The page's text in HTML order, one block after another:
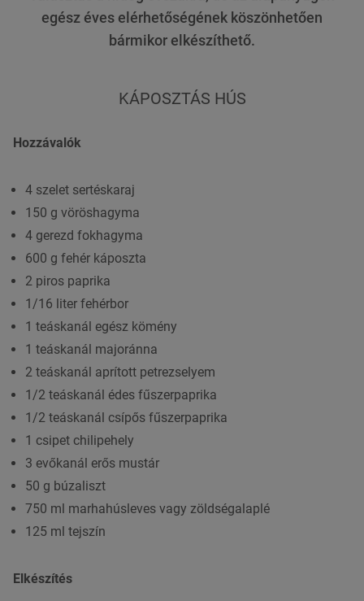
egész éves elérhetőségének köszönhetően
bármikor elkészíthető.
KÁPOSZTÁS HÚS
Hozzávalók
4 szelet sertéskaraj
150 g vöröshagyma
4 gerezd fokhagyma
600 g fehér káposzta
2 piros paprika
1/16 liter fehérbor
1 teáskanál egész kömény
1 teáskanál majoránna
2 teáskanál aprított petrezselyem
1/2 teáskanál édes fűszerpaprika
1/2 teáskanál csípős fűszerpaprika
1 csipet chilipehely
3 evőkanál erős mustár
50 g búzaliszt
750 ml marhahúsleves vagy zöldségalaplé
125 ml tejszín
Elkészítés